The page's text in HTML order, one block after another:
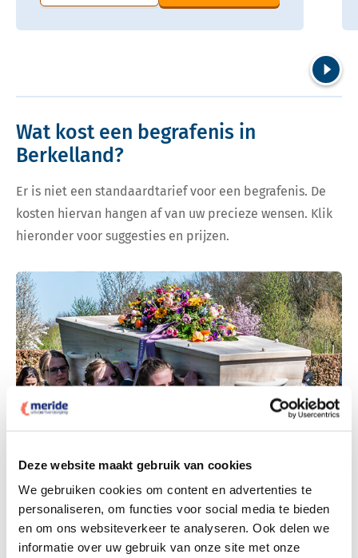
Deze website maakt gebruik van cookies
We gebruiken cookies om content en advertenties te
personaliseren, om functies voor social media te bieden
en om ons websiteverkeer te analyseren. Ook delen we
informatie over uw gebruik van onze site met onze
Wat kost een begrafenis in
Berkelland?
Er is niet een standaardtarief voor een begrafenis. De
kosten hiervan hangen af van uw precieze wensen. Klik
hieronder voor suggesties en prijzen.
Bekijk tarieven voor begrafenis
Bekijk tarieven voor crematie